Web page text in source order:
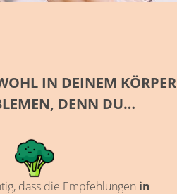
IN DEINEM KÖRPER F
DENN DU…
dass die Empfehlungen in